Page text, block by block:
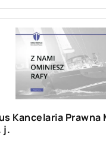
Kancelaria
j.